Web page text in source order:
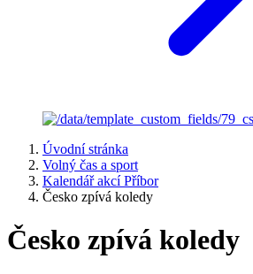
Úvodní stránka
Volný čas a sport
Kalendář akcí Příbor
Česko zpívá koledy
Česko zpívá koledy